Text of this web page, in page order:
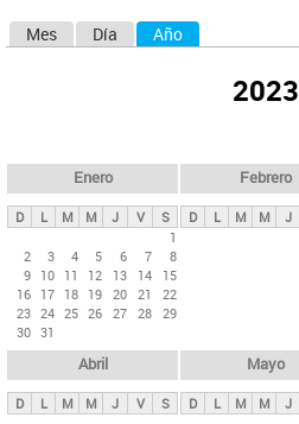
ds
p
n
c
i
p
Mes Día Año
2023
Enero
D L M M J V
S
1
2
3 4 5 6 7
8
9 10 11 12 13 14
15
16 17 18 19 20 21
22
23 24 25 26 27 28 29
30 31
Febrero
D L M M J
Abril
D L M M J V S
Mayo
D L M M J